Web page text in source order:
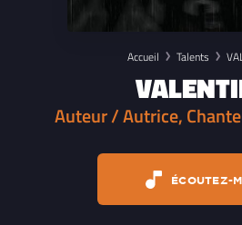
Accueil Talents
Auteur / Autrice,
ÉCOUTEZ-